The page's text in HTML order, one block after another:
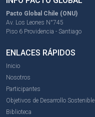
Pacto Global Chile (ONU)
Av. Los Leones N°745
Piso 6 Providencia - Santiago
ENLACES RÁPIDOS
Inicio
Nosotros
Participantes
Objetivos de Desarrollo Sostenible
Biblioteca